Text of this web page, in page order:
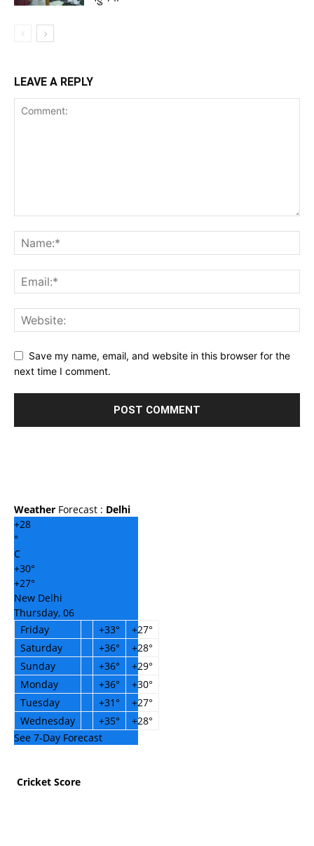
LEAVE A REPLY
Save my name, email, and website in this browser for the
next time I comment.
Weather Forecast : Delhi
+28
°
C
+30°
+27°
New Delhi
Thursday, 06
Friday
+33° +27°
Saturday
+36° +28°
Sunday
+36° +29°
Monday
+36° +30°
Tuesday
+31° +27°
Wednesday
+35° +28°
See 7-Day Forecast
Cricket Score